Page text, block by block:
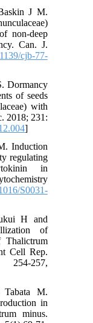
Baskin J M.
of non-deep
Can. J.
cjb-77-
S. Dormancy
of seeds
with
2018; 231:
M. Induction
regulating
in
S0031-
Fukui H and
of
Thalictrum
Cell Rep.
257,
Tabata M.
production in
minus.